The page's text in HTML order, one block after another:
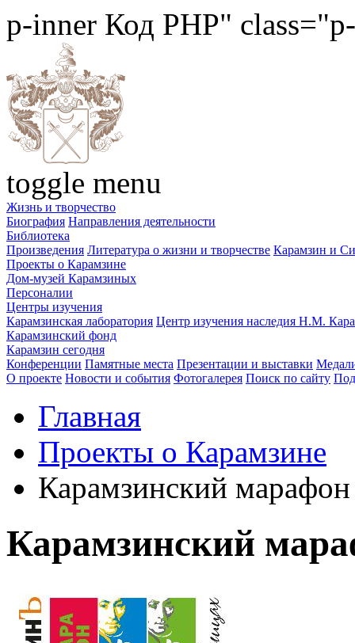
p-inner Код PHP"
toggle menu
Жизнь и творчество
Биография Направления деятельности
Библиотека
Произведения Литература о жизни и творчестве Карамзин и
Проекты о Карамзине
Дом-музей Карамзиных
Персоналии
Центры изучения
Карамзинская лаборатория Центр изучения наследия Н.М.
Карамзинский фонд
Карамзин сегодня
Конференции Памятные места Презентации и выставки
О проекте Новости и события Фотогалерея Поиск по сайту
Главная
Проекты о Карамзине
Карамзинский
Карамзинский